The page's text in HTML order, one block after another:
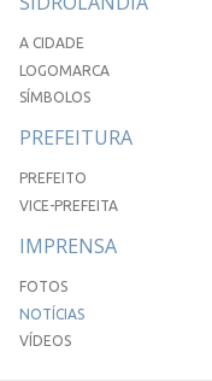
A CIDADE
LOGOMARCA
SÍMBOLOS
PREFEITURA
PREFEITO
VICE-PREFEITA
IMPRENSA
FOTOS
NOTÍCIAS
VÍDEOS